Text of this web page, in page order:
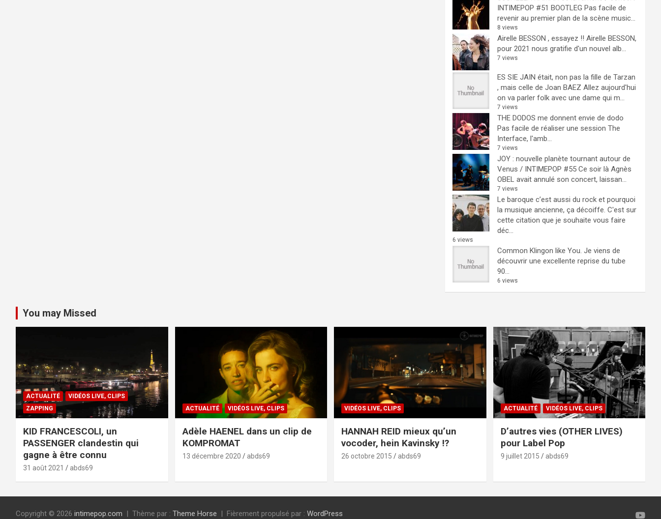
INTIMEPOP #51 BOOTLEG Pas facile de
revenir au premier plan de la scène music...
8 views
Airelle BESSON , essayez !! Airelle BESSON,
pour 2021 nous gratifie d'un nouvel alb...
7 views
ES SIE JAIN était, non pas la fille de Tarzan
, mais celle de Joan BAEZ Allez aujourd'hui
on va parler folk avec une dame qui m...
7 views
THE DODOS me donnent envie de dodo
Pas facile de réaliser une session The
Interface, l'amb...
7 views
JOY : nouvelle planète tournant autour de
Venus / INTIMEPOP #55 Ce soir là Agnès
OBEL avait annulé son concert, laissan...
7 views
Le baroque c’est aussi du rock et pourquoi
la musique ancienne, ça décoiffe. C'est sur
cette citation que je souhaite vous faire
déc...
6 views
Common Klingon like You. Je viens de
découvrir une excellente reprise du tube
90...
6 views
You may Missed
ACTUALITÉ
VIDÉOS LIVE, CLIPS
ZAPPING
KID FRANCESCOLI, un
PASSENGER clandestin qui
gagne à être connu
31 août 2021 abds69
ACTUALITÉ VIDÉOS LIVE, CLIPS
Adèle HAENEL dans un clip de
KOMPROMAT
13 décembre 2020 abds69
VIDÉOS LIVE, CLIPS
HANNAH REID mieux qu’un
vocoder, hein Kavinsky !?
26 octobre 2015 abds69
ACTUALITÉ VIDÉOS LIVE, CLIPS
D’autres vies (OTHER LIVES)
pour Label Pop
9 juillet 2015 abds69
Copyright © 2026 intimepop.com Thème par : Theme Horse Fièrement propulsé par : WordPress